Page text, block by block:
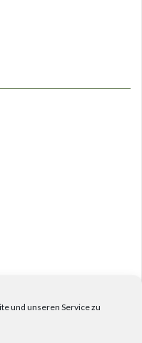
und unseren Service zu